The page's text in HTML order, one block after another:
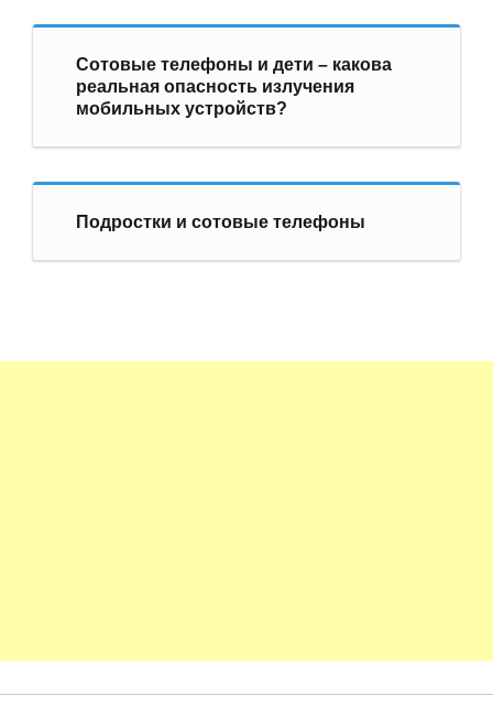
Сотовые телефоны и дети – какова
реальная опасность излучения
мобильных устройств?
Подростки и сотовые телефоны